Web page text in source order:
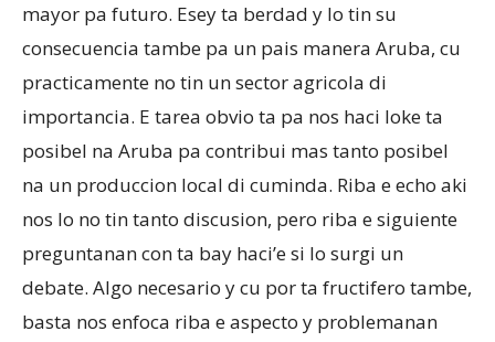
mayor pa futuro. Esey ta berdad y lo tin su
consecuencia tambe pa un pais manera Aruba, cu
practicamente no tin un sector agricola di
importancia. E tarea obvio ta pa nos haci loke ta
posibel na Aruba pa contribui mas tanto posibel
na un produccion local di cuminda. Riba e echo aki
nos lo no tin tanto discusion, pero riba e siguiente
preguntanan con ta bay haci’e si lo surgi un
debate. Algo necesario y cu por ta fructifero tambe,
basta nos enfoca riba e aspecto y problemanan